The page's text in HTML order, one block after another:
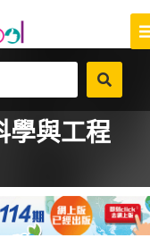
學與工程